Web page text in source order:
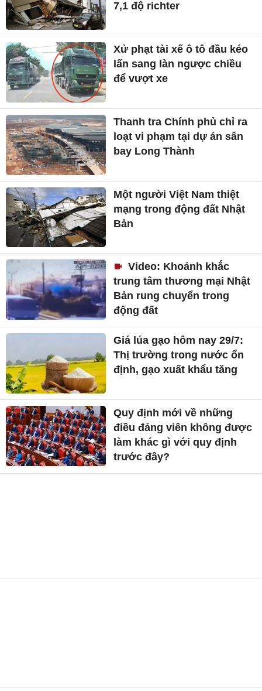
7,1 độ richter
Xử phạt tài xế ô tô đầu kéo
lấn sang làn ngược chiều
để vượt xe
Thanh tra Chính phủ chỉ ra
loạt vi phạm tại dự án sân
bay Long Thành
Một người Việt Nam thiệt
mạng trong động đất Nhật
Bản
Video: Khoảnh khắc
trung tâm thương mại Nhật
Bản rung chuyển trong
động đất
Giá lúa gạo hôm nay 29/7:
Thị trường trong nước ổn
định, gạo xuất khẩu tăng
Quy định mới về những
điều đảng viên không được
làm khác gì với quy định
trước đây?